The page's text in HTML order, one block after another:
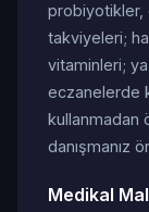
probiyotikler,
takviyeleri;
vitaminleri;
eczanelerde
kullanmadan
danışmanız
Medikal